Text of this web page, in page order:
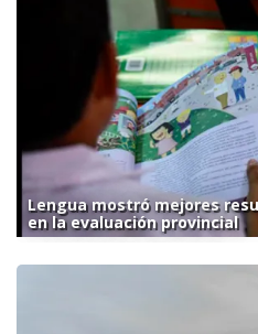
Lengua mostró mejores
en la evaluación provincial